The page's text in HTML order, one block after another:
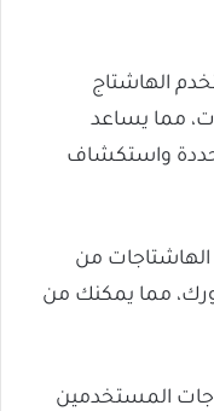
الهاشتاج
مما يساعد
واستكشاف
الهاشتاجات من
مما يمكنك من
المستخدمين